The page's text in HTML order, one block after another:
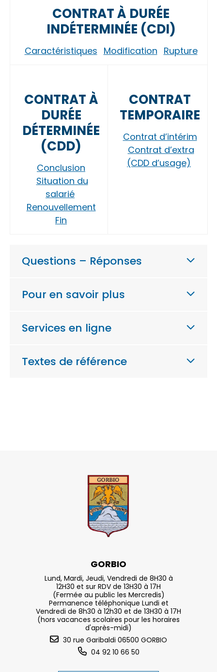
CONTRAT À DURÉE
INDÉTERMINÉE (CDI)
Caractéristiques Modification Rupture
CONTRAT À
DURÉE
DÉTERMINÉE
(CDD)
Conclusion
Situation du
salarié
Renouvellement
Fin
CONTRAT
TEMPORAIRE
Contrat d’intérim
Contrat d’extra
(CDD d’usage)
Questions – Réponses
Pour en savoir plus
Services en ligne
Textes de référence
GORBIO
Lund, Mardi, Jeudi, Vendredi de 8H30 à
12H30 et sur RDV de 13H30 à 17H
(Fermée au public les Mercredis)
Permanence téléphonique Lundi et
Vendredi de 8h30 à 12h30 et de 13H30 à 17H
(hors vacances scolaires pour les horaires
d'après-midi)
30 rue Garibaldi 06500 GORBIO
04 92 10 66 50